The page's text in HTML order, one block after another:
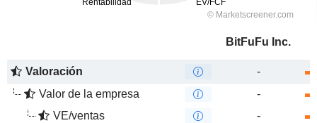
BitFuFu Inc.
Valoración
-
Valor de la empresa
-
VE/ventas
-